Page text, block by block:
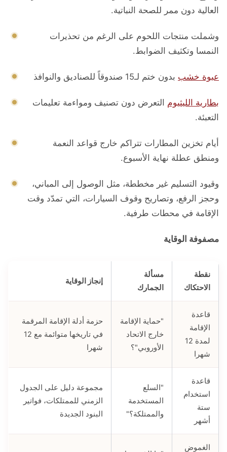
العالية دون ممر للصحة النباتية.
وشملت منتجات اللحوم على الرغم من تحذيرات
النمسا وتكثيف الضوابط.
عبوة خشببدون ختم لـ15 صندوقاً للصناديق والنوافذ
بطارية الليثيومالتعرض دون تصنيف ومواءمة تعليمات
التعبئة.
أيام تخزين المطارات تتراكم خارج قواعد النعمة
ومنطق عطلة نهاية الأسبوع.
وقيود التسليم غير مخططة، مثل الوصول إلى المباني،
وحجز الرفع، وتصاريح وقوف السيارات، التي تمدّد وقت
الإقامة في محطات طرفية.
مصفوفة الوقاية
نقطة
الاحتكاك
مسألة
الجمارك
إنجاز الوقاية
قاعدة
الإقامة
لمدة 12
شهرا
"حماية الإقامة
خارج الاتحاد
الأوروبي"؟
حزمة أدلة الإقامة المرقمة
في تاريخها متوائمة مع 12
شهرا
قاعدة
استخدام
ستة
أشهر
"السلع
المستخدمة
والممتلكة؟"
مجموعة دليل على الجدول
الزمني للممتلكات، فواتير
البنود الجديدة
الغموض